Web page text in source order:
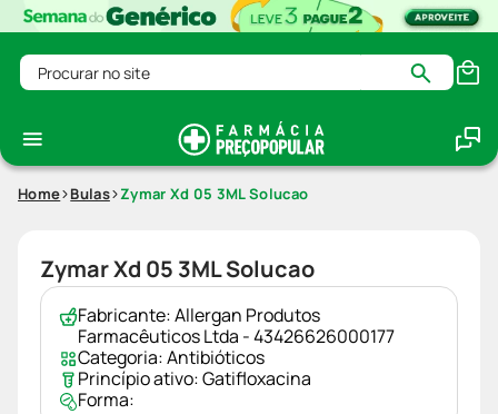
Procurar no site
Home Bulas Zymar Xd 05 3ML Solucao
Zymar Xd 05 3ML Solucao
Fabricante:Allergan Produtos
Farmacêuticos Ltda - 43426626000177
Categoria:Antibióticos
Princípio ativo:Gatifloxacina
Forma: